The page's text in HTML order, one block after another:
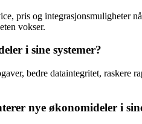
pris og
vokser.
i sine systemer?
bedre dataintegritet, raskere
nye økonomideler i